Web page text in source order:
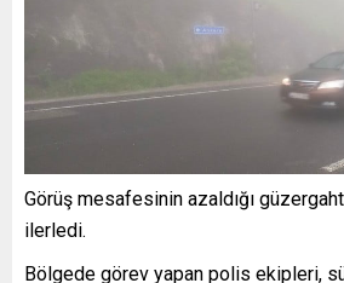
Görüş mesafesinin azaldığı
ilerledi.
Bölgede görev yapan polis ekipleri,